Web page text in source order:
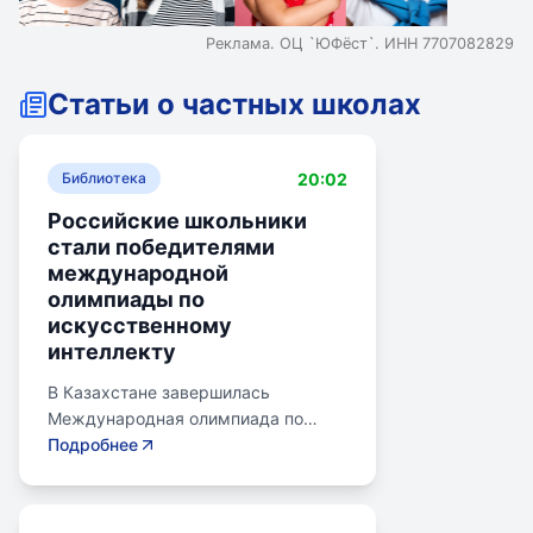
Реклама. ОЦ `ЮФёст`. ИНН 7707082829
Статьи о частных школах
Библиотека 20:02
Российские школьники
стали победителями
международной
олимпиады по
искусственному
интеллекту
В Казахстане завершилась
Международная олимпиада по
искусственному интеллекту.
Подробнее